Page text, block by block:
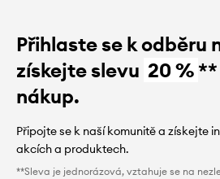
Přihlaste se k odběru
získejte slevu 20 %**
nákup.
Připojte se k naší komunitě a získejte
akcích a produktech.
**Sleva je jednorázová, vztahuje se na